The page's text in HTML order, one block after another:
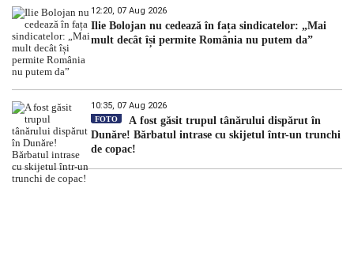
12:20, 07 Aug 2026
Ilie Bolojan nu cedează în fața sindicatelor: „Mai
mult decât își permite România nu putem da”
10:35, 07 Aug 2026
FOTO
A fost găsit trupul tânărului dispărut în
Dunăre! Bărbatul intrase cu skijetul într-un trunchi
de copac!